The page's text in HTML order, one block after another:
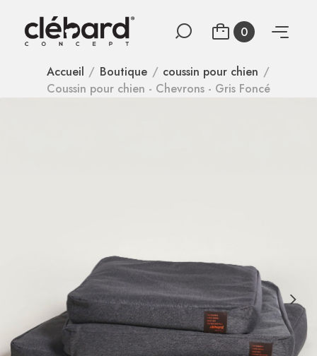
0
Accueil Boutique
coussin pour chien
Coussin pour chien - Chevrons - Gris Foncé